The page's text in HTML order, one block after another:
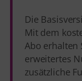
Die
Mit dem
Abo erhalten
erweitertes
zusätzliche